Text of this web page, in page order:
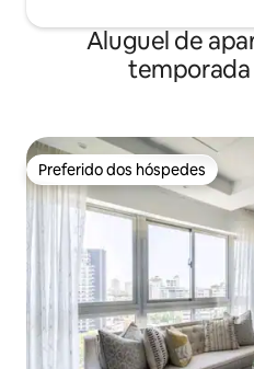
Aluguel de
temporada
Preferido dos hóspedes
Preferido dos hóspedes